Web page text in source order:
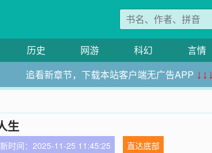
历史 网游 科幻 言情
追看新章节，下载本站客户端无广告APP ↓↓↓
生
时间：2025-11-25 11:45:25
直达底部